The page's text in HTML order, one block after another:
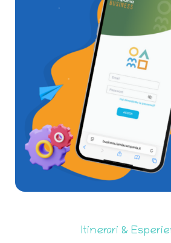
Itinerari &